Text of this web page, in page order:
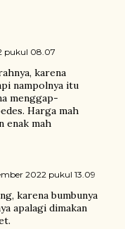
pukul 08.07
karena
nampolnya itu
menggap-
Harga mah
enak mah
2022 pukul 13.09
karena bumbunya
apalagi dimakan